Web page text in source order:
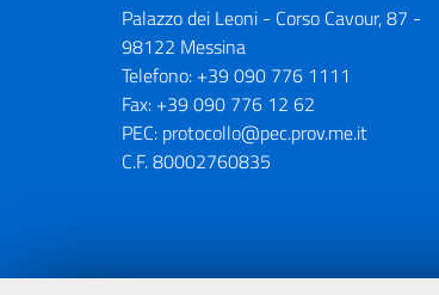
Palazzo dei Leoni - Corso Cavour, 87 -
98122 Messina
Telefono: +39 090 776 1111
Fax: +39 090 776 12 62
PEC: protocollo@pec.prov.me.it
C.F. 80002760835